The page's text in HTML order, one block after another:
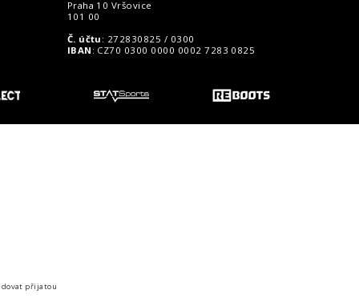
Praha 10 Vršovice
101 00
Č. účtu : 272830825 / 0300
IBAN : CZ70 0300 0000 0002 7283 0825
přijatou